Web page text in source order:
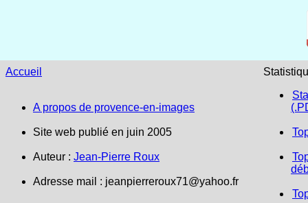
Accueil
A propos de provence-en-images
Site web publié en juin 2005
Auteur : Jean-Pierre Roux
Adresse mail : jeanpierreroux71@yahoo.fr